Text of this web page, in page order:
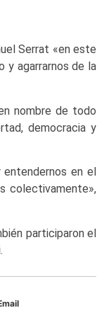
Serrat «en este
y agarrarnos de la
nombre de todo
democracia y
en el
colectivamente»,
participaron el